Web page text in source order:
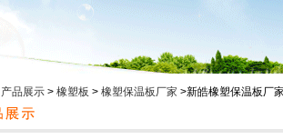
产品展示 > 橡塑板 > 橡塑保温板厂家 >新皓橡塑保温板厂